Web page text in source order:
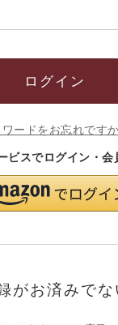
ログイン
ードをお忘れです
ビスでログイン・会
がお済みで